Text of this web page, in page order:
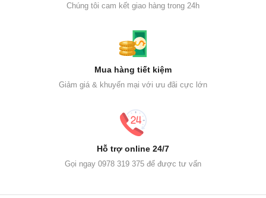
Chúng tôi cam kết giao hàng trong 24h
Mua hàng tiết kiệm
Giảm giá & khuyến mại với ưu đãi cực lớn
Hỗ trợ online 24/7
Gọi ngay 0978 319 375 để được tư vấn